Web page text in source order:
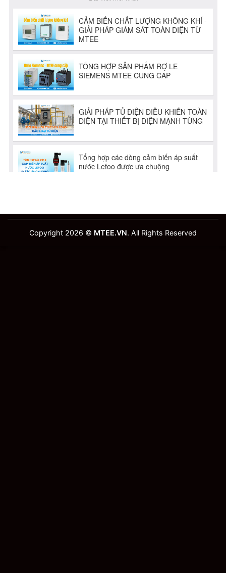
Copyright 2026 © MTEE.VN. All Rights Reserved